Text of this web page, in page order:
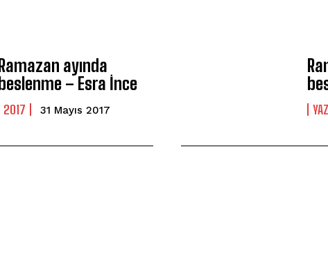
Ramazan ayında
beslenme – Esra İnce
2017 31 Mayıs 2017